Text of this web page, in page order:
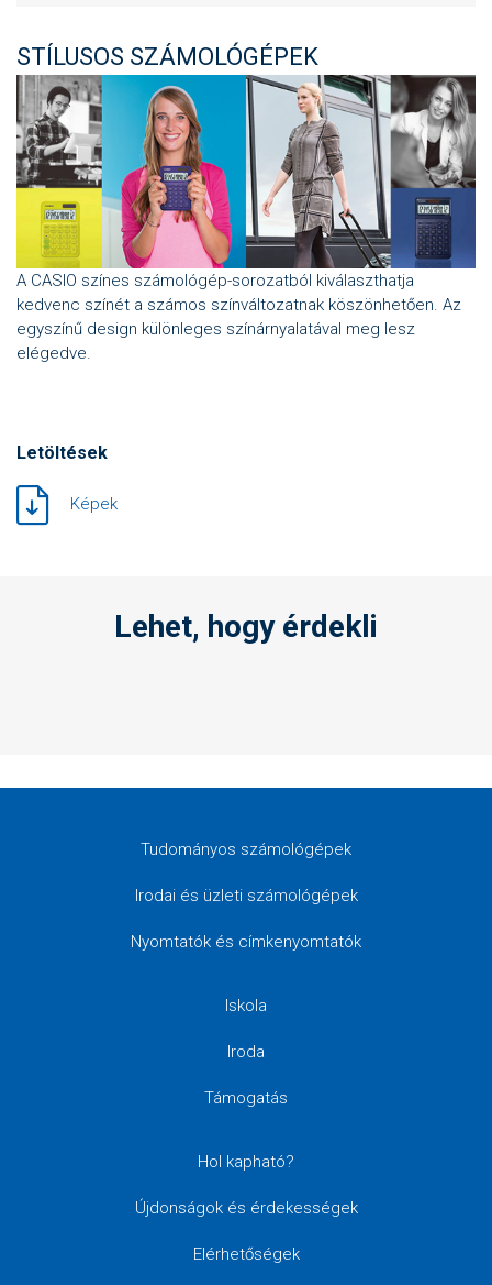
STÍLUSOS SZÁMOLÓGÉPEK
A CASIO színes számológép-sorozatból kiválaszthatja
kedvenc színét a számos színváltozatnak köszönhetően. Az
egyszínű design különleges színárnyalatával meg lesz
elégedve.
Letöltések
Képek
Lehet, hogy érdekli
Tudományos számológépek
Irodai és üzleti számológépek
Nyomtatók és címkenyomtatók
Iskola
Iroda
Támogatás
Hol kapható?
Újdonságok és érdekességek
Elérhetőségek